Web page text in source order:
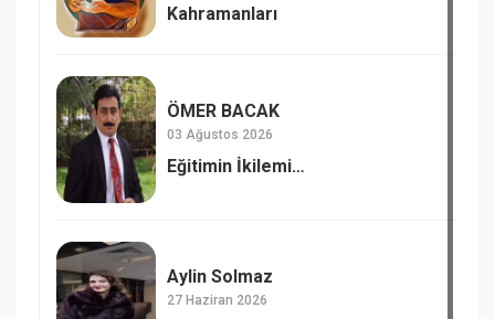
Kahramanları
ÖMER BACAK
03 Ağustos 2026
Eğitimin İkilemi…
Aylin Solmaz
27 Haziran 2026